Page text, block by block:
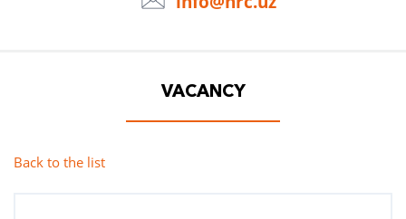
VACANCY
Back to the list